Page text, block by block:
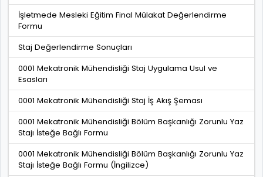
İşletmede Mesleki Eğitim Final Mülakat Değerlendirme
Formu
Staj Değerlendirme Sonuçları
0001 Mekatronik Mühendisliği Staj Uygulama Usul ve
Esasları
0001 Mekatronik Mühendisliği Staj İş Akış Şeması
0001 Mekatronik Mühendisliği Bölüm Başkanlığı Zorunlu Yaz
Stajı İsteğe Bağlı Formu
0001 Mekatronik Mühendisliği Bölüm Başkanlığı Zorunlu Yaz
Stajı İsteğe Bağlı Formu (İngilizce)